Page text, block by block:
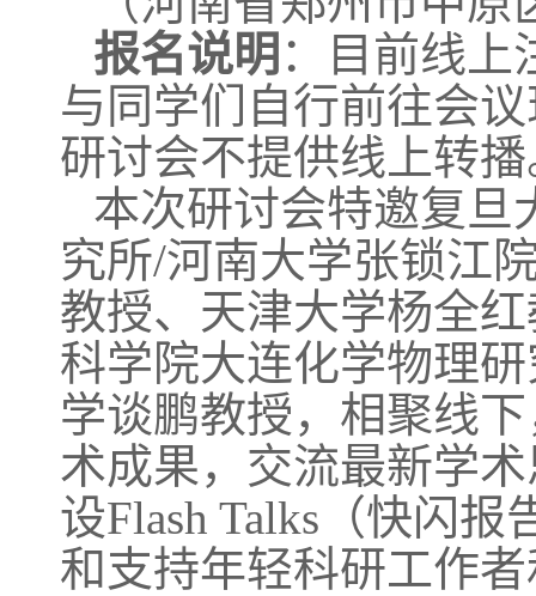
报名说明 ：目前线上
与同学们自行前往会
研讨会不提供线上转
本次研讨会特邀复旦
究所/河南大学张锁江
教授、天津大学杨全
科学院大连化学物理
学谈鹏教授，相聚线
术成果，交流最新学
设Flash Talks（快闪
和支持年轻科研工作